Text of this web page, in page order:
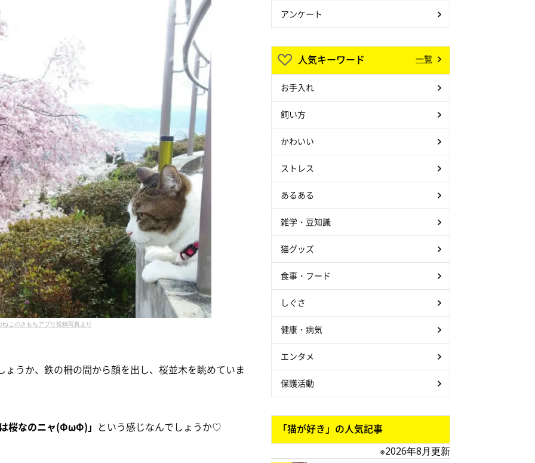
ねこのきもちアプリ投稿写真より
うか、鉄の柵の間から顔を出し、桜並木を眺めていま
桜なのニャ(ΦωΦ)」 という感じなんでしょうか♡
アンケート
人気キーワード 一覧
お手入れ
飼い方
かわいい
ストレス
あるある
雑学・豆知識
猫グッズ
食事・フード
しぐさ
健康・病気
エンタメ
保護活動
「猫が好き」の人気記事
※2026年8月更新